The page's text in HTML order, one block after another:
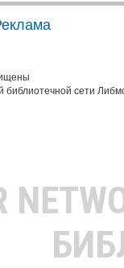
библиотечной сети